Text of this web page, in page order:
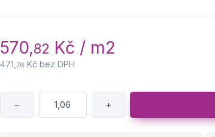
570,82 Kč / m2
471, 76 Kč bez DPH
− +